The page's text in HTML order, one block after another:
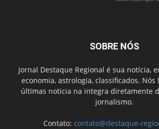
SOBRE NÓS
Jornal Destaque Regional é sua notícia,
economia, astrologia, classificados. Nós
últimas noticia na integra diretamente
jornalismo.
Contato: contato@destaque-